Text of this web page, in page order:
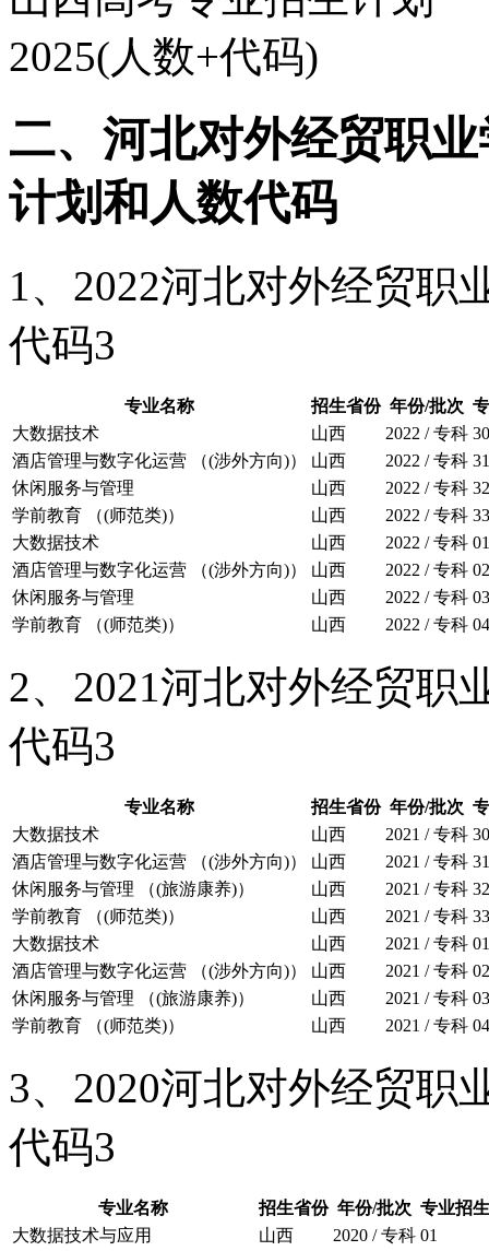
二、河北对外经贸职
计划和人数代码
1、2022河北对外经贸职
代码3
专业名称 招生省份 年份/批次
大数据技术
山西 2022 / 专科 30
酒店管理与数字化运营 （(涉外方向)）
山西 2022 / 专科 31
休闲服务与管理
山西 2022 / 专科 32
学前教育 （(师范类)）
山西 2022 / 专科 33
大数据技术
山西 2022 / 专科 01
酒店管理与数字化运营 （(涉外方向)）
山西 2022 / 专科 02
休闲服务与管理
山西 2022 / 专科 03
学前教育 （(师范类)）
山西 2022 / 专科 04
2、2021河北对外经贸职
代码3
专业名称 招生省份 年份/批次
大数据技术
山西 2021 / 专科 30
酒店管理与数字化运营 （(涉外方向)）
山西 2021 / 专科 31
休闲服务与管理 （(旅游康养)）
山西 2021 / 专科 32
学前教育 （(师范类)）
山西 2021 / 专科 33
大数据技术
山西 2021 / 专科 01
酒店管理与数字化运营 （(涉外方向)）
山西 2021 / 专科 02
休闲服务与管理 （(旅游康养)）
山西 2021 / 专科 03
学前教育 （(师范类)）
山西 2021 / 专科 04
3、2020河北对外经贸职
代码3
专业名称 招生省份 年份/批次 专业招
大数据技术与应用
山西 2020 / 专科 01